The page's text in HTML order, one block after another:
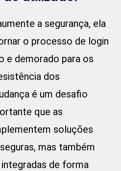
a segurança, ela
o processo de login
e demorado para os
dos
é um desafio
que as
soluções
mas também
de forma